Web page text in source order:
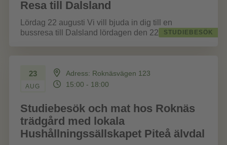
STUDIEBESÖK
Resa till Dalsland
Lördag 22 augusti Vi vill bjuda in dig till en
bussresa till Dalsland lördagen den 22 augusti.
23
AUG
Adress: Roknäsvägen 123
15:00 - 18:00
Studiebesök och mat hos Roknäs
trädgård med lokala
Hushållningssällskapet Piteå älvdal